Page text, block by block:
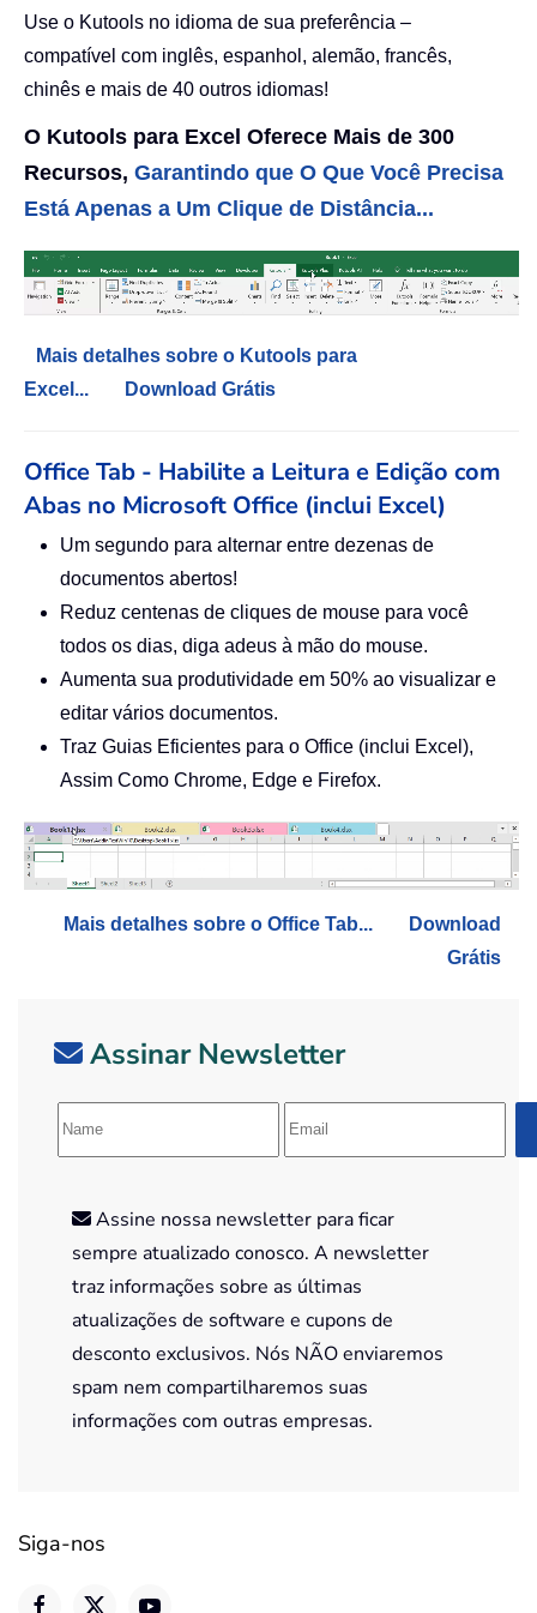
Use o Kutools no idioma de sua preferência –
compatível com inglês, espanhol, alemão, francês,
chinês e mais de 40 outros idiomas!
O Kutools para Excel Oferece Mais de 300
Recursos, Garantindo que O Que Você Precisa
Está Apenas a Um Clique de Distância...
Mais detalhes sobre o Kutools para
Excel...
Download Grátis
Office Tab - Habilite a Leitura e Edição com
Abas no Microsoft Office (inclui Excel)
Um segundo para alternar entre dezenas de
documentos abertos!
Reduz centenas de cliques de mouse para você
todos os dias, diga adeus à mão do mouse.
Aumenta sua produtividade em 50% ao visualizar e
editar vários documentos.
Traz Guias Eficientes para o Office (inclui Excel),
Assim Como Chrome, Edge e Firefox.
Mais detalhes sobre o Office Tab...
Download
Grátis
Assinar Newsletter
Assine nossa newsletter para ficar
sempre atualizado conosco. A newsletter
traz informações sobre as últimas
atualizações de software e cupons de
desconto exclusivos. Nós NÃO enviaremos
spam nem compartilharemos suas
informações com outras empresas.
Siga-nos